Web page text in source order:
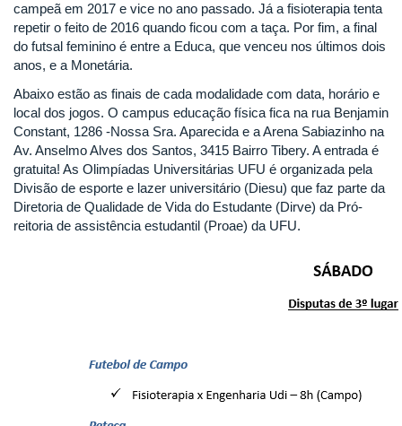
campeã em 2017 e vice no ano passado. Já a fisioterapia tenta
repetir o feito de 2016 quando ficou com a taça. Por fim, a final
do futsal feminino é entre a Educa, que venceu nos últimos dois
anos, e a Monetária.
Abaixo estão as finais de cada modalidade com data, horário e
local dos jogos. O campus educação física fica na rua Benjamin
Constant, 1286 -Nossa Sra. Aparecida e a Arena Sabiazinho na
Av. Anselmo Alves dos Santos, 3415 Bairro Tibery. A entrada é
gratuita! As Olimpíadas Universitárias UFU é organizada pela
Divisão de esporte e lazer universitário (Diesu) que faz parte da
Diretoria de Qualidade de Vida do Estudante (Dirve) da Pró-
reitoria de assistência estudantil (Proae) da UFU.